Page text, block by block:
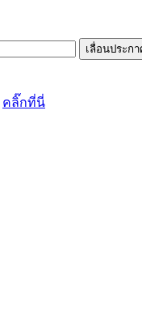
คลิ๊กที่นี่